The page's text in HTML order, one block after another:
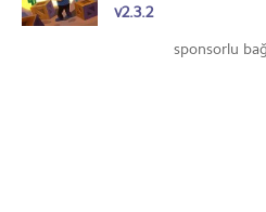
v2.3.2
sponsorlu